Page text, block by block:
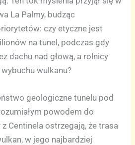
La Palmy, budząc
czy etyczne jest
na tunel, podczas gdy
dachu nad głową, a rolnicy
wulkanu?
geologiczne tunelu pod
powodem do
Centinela ostrzegają, że trasa
w jego najbardziej